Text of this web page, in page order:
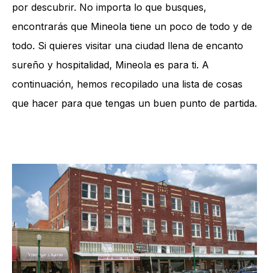
por descubrir. No importa lo que busques,
encontrarás que Mineola tiene un poco de todo y de
todo. Si quieres visitar una ciudad llena de encanto
sureño y hospitalidad, Mineola es para ti. A
continuación, hemos recopilado una lista de cosas
que hacer para que tengas un buen punto de partida.